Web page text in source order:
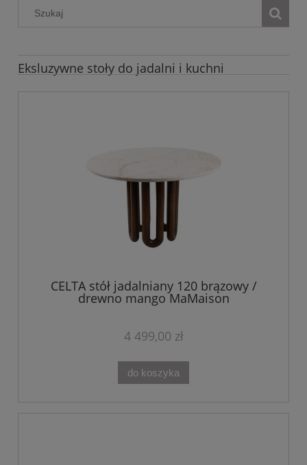
Eksluzywne stoły do jadalni i kuchni
CELTA stół jadalniany 120 brązowy /
drewno mango MaMaison
4 499,00 zł
do koszyka